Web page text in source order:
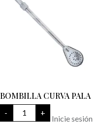
BOMBILLA CURVA PALA
-
BOMBILLA
CURVA
PALA
+
Inicie sesión